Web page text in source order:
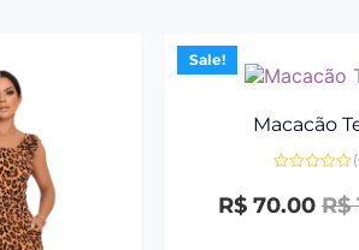
Sale!
Macacão
0
de
R$
R$70.00